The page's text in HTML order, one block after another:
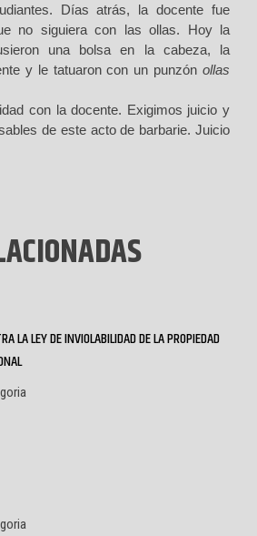
Días atrás, la docente fue
no siguiera con las ollas. Hoy la
una bolsa en la cabeza, la
y le tatuaron con un punzón ollas
con la docente. Exigimos juicio y
de este acto de barbarie. Juicio
LA LEY DE INVIOLABILIDAD DE LA PROPIEDAD